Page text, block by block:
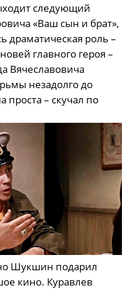
следующий
«Ваш сын и брат»,
драматическая роль –
главного героя –
Вячеславовича
незадолго до
проста – скучал по
Шукшин подарил
кино. Куравлев